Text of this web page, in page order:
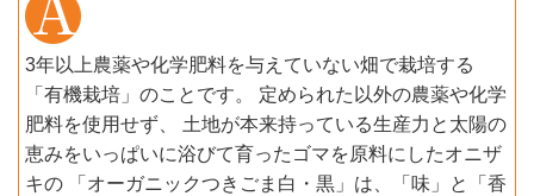
3年以上農薬や化学肥料を与えていない畑で栽培する
「有機栽培」のことです。 定められた以外の農薬や化学
肥料を使用せず、 土地が本来持っている生産力と太陽の
恵みをいっぱいに浴びて育ったゴマを原料にしたオニザ
キの 「オーガニックつきごま白・黒」は、「味」と「香